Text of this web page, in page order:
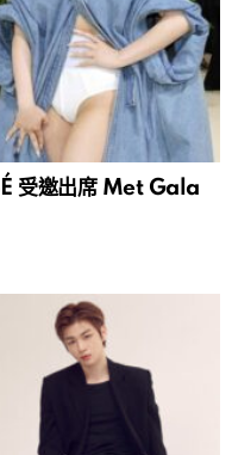
受邀出席 Met Gala